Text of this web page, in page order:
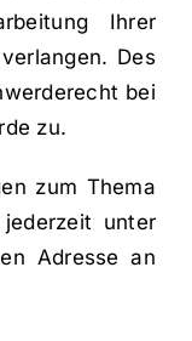
Ihrer
Des
bei
zu.
zum Thema
unter
Adresse an